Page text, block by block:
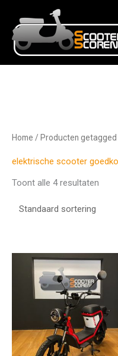
naar
inhoud
Home / Producten getagged
elektrische scooter
Toont alle 4 resultaten